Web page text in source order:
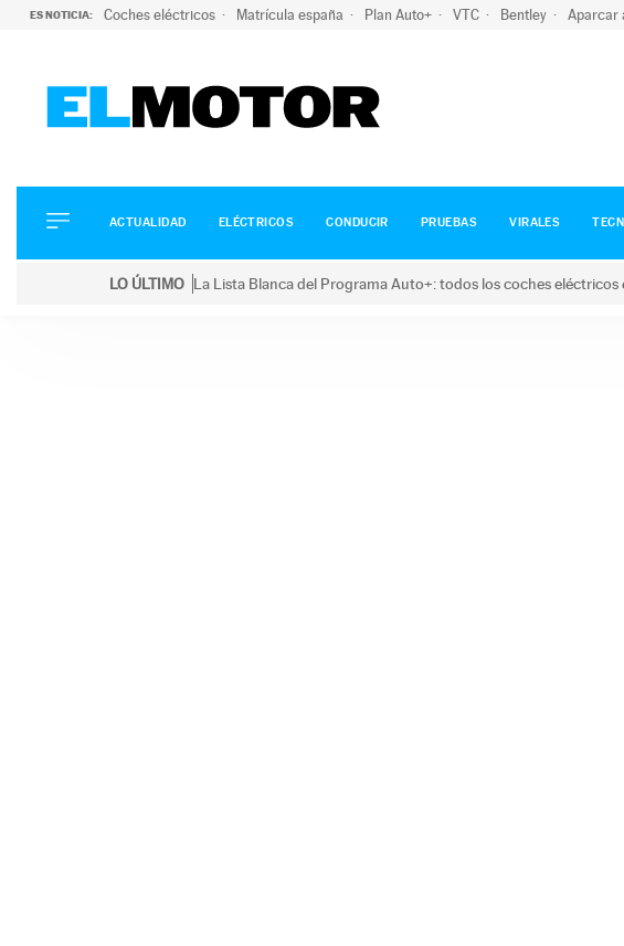
ES NOTICIA: Coches eléctricos Matrícula españa Plan Auto+ VTC Bentley Aparcar
ELÉCTRICOS
CONDUCIR
ACTUALIDAD ELÉCTRICOS CONDUCIR PRUEBAS VIRALES
LO ÚLTIMO La Lista Blanca del Programa Auto+: todos los coches